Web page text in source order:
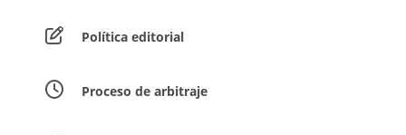
Política editorial
Proceso de arbitraje